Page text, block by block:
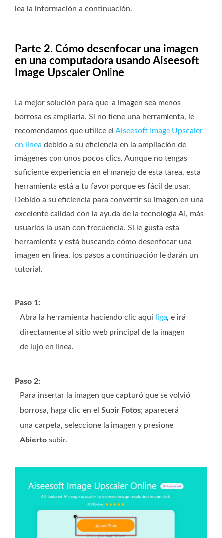
lea la información a continuación.
Parte 2. Cómo desenfocar una imagen
en una computadora usando Aiseesoft
Image Upscaler Online
La mejor solución para que la imagen sea menos
borrosa es ampliarla. Si no tiene una herramienta, le
recomendamos que utilice el Aiseesoft Image Upscaler
en línea debido a su eficiencia en la ampliación de
imágenes con unos pocos clics. Aunque no tengas
suficiente experiencia en el manejo de esta tarea, esta
herramienta está a tu favor porque es fácil de usar.
Debido a su eficiencia para convertir su imagen en una
excelente calidad con la ayuda de la tecnología AI, más
usuarios la usan con frecuencia. Si le gusta esta
herramienta y está buscando cómo desenfocar una
imagen en línea, los pasos a continuación le darán un
tutorial.
Paso 1:
Abra la herramienta haciendo clic aquí liga, e irá
directamente al sitio web principal de la imagen
de lujo en línea.
Paso 2:
Para insertar la imagen que capturó que se volvió
borrosa, haga clic en el Subir Fotos; aparecerá
una carpeta, seleccione la imagen y presione
Abierto subir.